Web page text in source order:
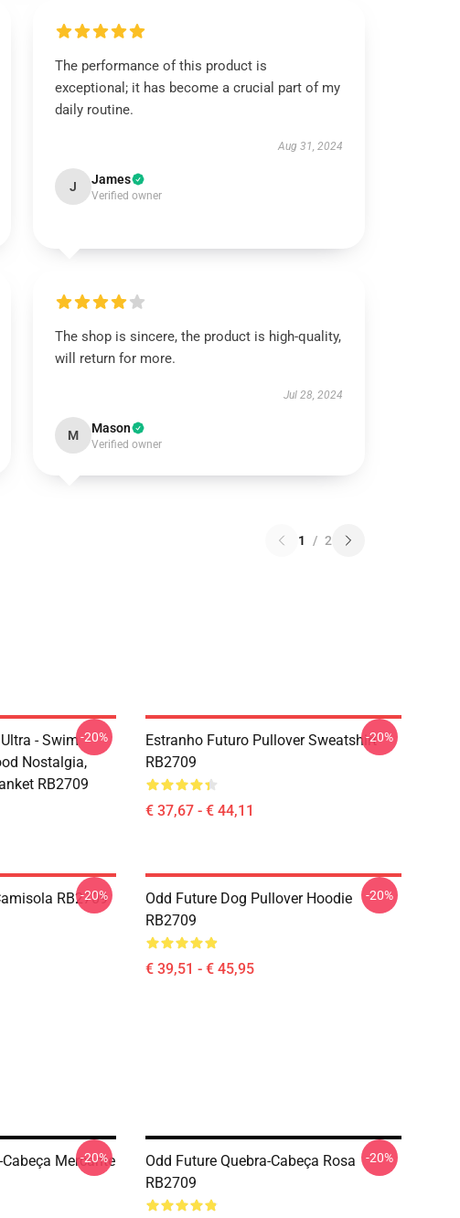
The performance of this product is
exceptional; it has become a crucial part of my
daily routine.
Aug 31, 2024
J James
Verified owner
The shop is sincere, the product is high-quality,
will return for more.
Jul 28, 2024
M Mason
Verified owner
1 / 2
- Swim
Nostalgia,
RB2709
-20%
Estranho Futuro Pullover Sweatshirt
RB2709
€ 37,67 - € 44,11
-20%
RB2709
-20%
Odd Future Dog Pullover Hoodie
RB2709
€ 39,51 - € 45,95
-20%
Cabeça Mercante
-20%
Odd Future Quebra-Cabeça Rosa
RB2709
-20%